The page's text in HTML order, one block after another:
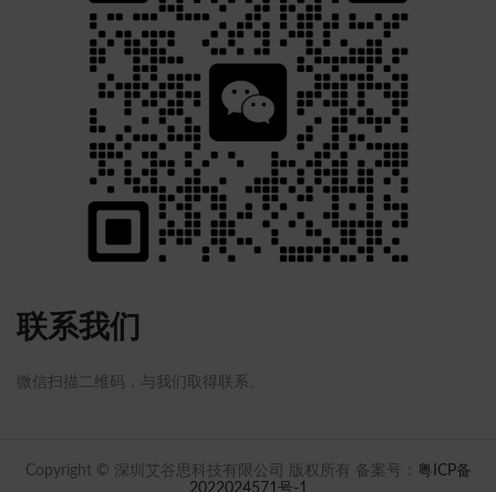
联系我们
微信扫描二维码，与我们取得联系。
Copyright © 深圳艾谷思科技有限公司 版权所有 备案号： 粤ICP备